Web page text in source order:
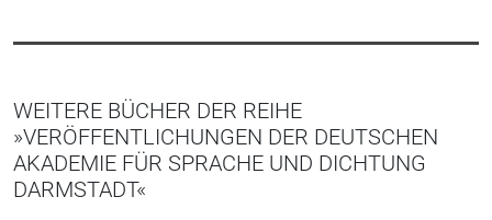
WEITERE BÜCHER DER REIHE
»VERÖFFENTLICHUNGEN DER DEUTSCHEN
AKADEMIE FÜR SPRACHE UND DICHTUNG
DARMSTADT«